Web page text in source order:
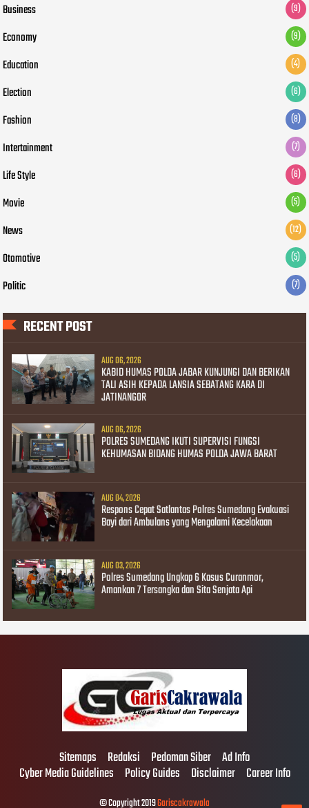
Business (9)
Economy (9)
Education (4)
Election (6)
Fashion (8)
Intertainment (7)
Life Style (6)
Movie (5)
News (12)
Otomotive (5)
Politic (7)
RECENT POST
AUG 06, 2026
KABID HUMAS POLDA JABAR KUNJUNGI DAN BERIKAN
TALI ASIH KEPADA LANSIA SEBATANG KARA DI
JATINANGOR
AUG 06, 2026
POLRES SUMEDANG IKUTI SUPERVISI FUNGSI
KEHUMASAN BIDANG HUMAS POLDA JAWA BARAT
AUG 04, 2026
Respons Cepat Satlantas Polres Sumedang Evakuasi
Bayi dari Ambulans yang Mengalami Kecelakaan
AUG 03, 2026
Polres Sumedang Ungkap 6 Kasus Curanmor,
Amankan 7 Tersangka dan Sita Senjata Api
Sitemaps Redaksi Pedoman Siber Ad Info
Cyber Media Guidelines Policy Guides Disclaimer Career Info
© Copyright 2019Gariscakrawala